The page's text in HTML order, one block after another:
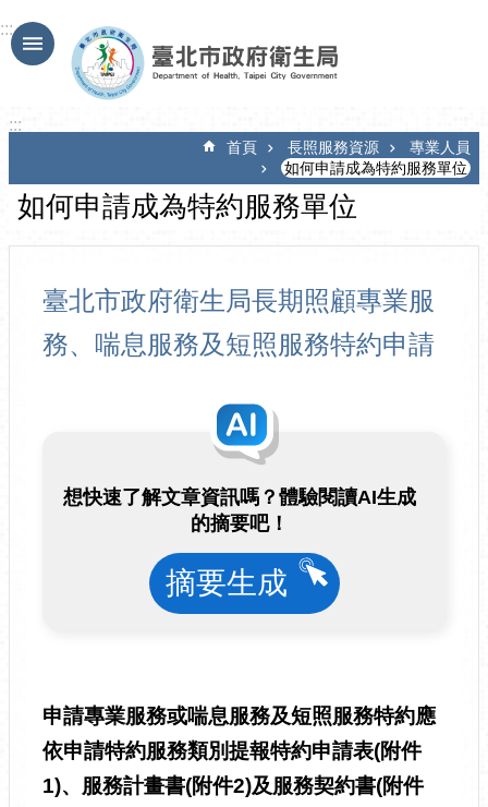
跳到主要內容區塊
:::
:::
首頁 長照服務資源
專業人員
如何申請成為特約服務單位
如何申請成為特約服務單位
臺北市政府衛生局長期照顧專業服
務、喘息服務及短照服務特約申請
想快速了解文章資訊嗎？體驗閱讀AI生成
的摘要吧！
摘要生成
申請專業服務或喘息服務及短照服務特約應
依申請特約服務類別提報特約申請表(附件
1)、服務計畫書(附件2)及服務契約書(附件